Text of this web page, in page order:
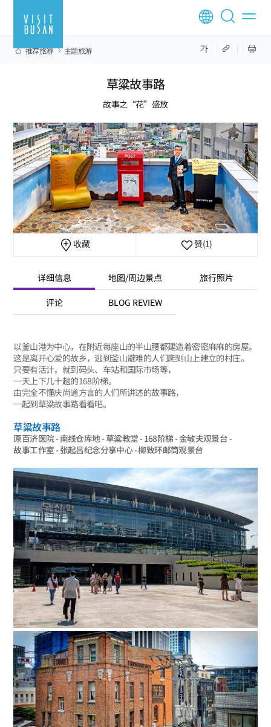
推荐旅游 主题旅游
草粱故事路
故事之“花”盛放
收藏 赞(1)
详细信息 地图/周边景点 旅行照片
评论 BLOG REVIEW
以釜山港为中心，在附近每座山的半山腰都建造着密密麻麻的房屋。
这是离开心爱的故乡，逃到釜山避难的人们爬到山上建立的村庄。
只要有活计，就到码头、车站和国际市场等，
一天上下几十趟的168阶梯。
由完全不懂庆尚道方言的人们所讲述的故事路，
一起到草粱故事路看看吧。
草粱故事路
原百济医院 - 南线仓库地 - 草粱教堂 - 168阶梯 - 金敏夫观景台 -
故事工作室 - 张起吕纪念分享中心 - 柳致环邮筒观景台